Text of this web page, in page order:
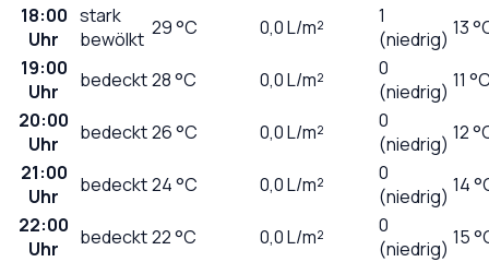
18:00
Uhr
stark
bewölkt 29°C 0,0L/m²
1
(niedrig) 13
19:00
Uhr
bedeckt28°C 0,0L/m²
0
(niedrig) 11
20:00
Uhr
bedeckt26°C 0,0L/m²
0
(niedrig) 12
21:00
Uhr
bedeckt24°C 0,0L/m²
0
(niedrig) 14
22:00
Uhr
bedeckt22°C 0,0L/m²
0
(niedrig) 15